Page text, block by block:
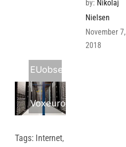
by: Nikolaj
Nielsen
November 7,
2018
EUobserver
|
Voxeurop
Tags: Internet,